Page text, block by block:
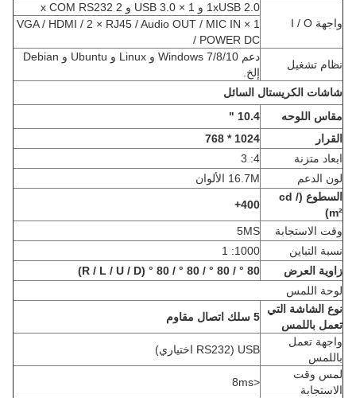
واجهة I / O
1xUSB 2.0 و 1 × USB 3.0 و 2 x COM RS232
1 × VGA / HDMI / 2 × RJ45 / Audio OUT / MIC IN
/ POWER DC
نظام تشغيل
دعم Windows 7/8/10 و Linux و Ubuntu و Debian
إلخ.
شاشات الكريستال السائل
مقاس اللوحه
10.4 "
القرار
1024 * 768
ابعاد متزنة
4: 3
لون الدعم
16.7M الألوان
السطوع (cd /
m²)
400+
وقت الاستجابة
5MS
نسبة التباين
1000: 1
زاوية العرض
80 ° / 80 ° / 80 ° / 80 ° (R / L / U / D)
لوحة اللمس
نوع الشاشة التي
تعمل باللمس
5 سلك اتصال مقاوم
واجهة تعمل
باللمس
USB (RS232 اختياري)
لمس وقت
الاستجابة
<8ms